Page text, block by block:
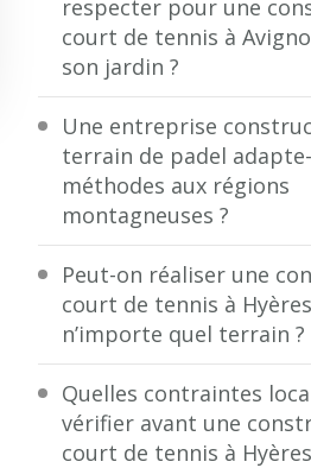
respecter pour une
court de tennis à
son jardin ?
Une entreprise
terrain de padel
méthodes aux régions
montagneuses ?
Peut-on réaliser une
court de tennis à
n’importe quel terrain ?
Quelles contraintes
vérifier avant une
court de tennis à